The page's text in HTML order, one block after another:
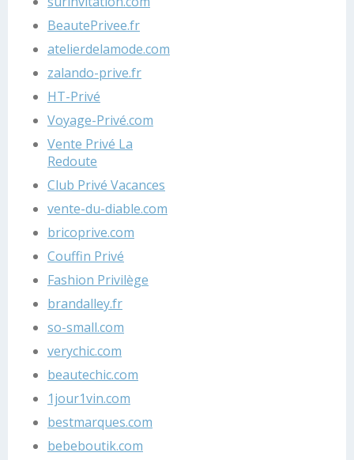
BeautePrivee.fr
atelierdelamode.com
zalando-prive.fr
HT-Privé
Voyage-Privé.com
Vente Privé La
Redoute
Club Privé Vacances
vente-du-diable.com
bricoprive.com
Couffin Privé
Fashion Privilège
brandalley.fr
so-small.com
verychic.com
beautechic.com
1jour1vin.com
bestmarques.com
bebeboutik.com